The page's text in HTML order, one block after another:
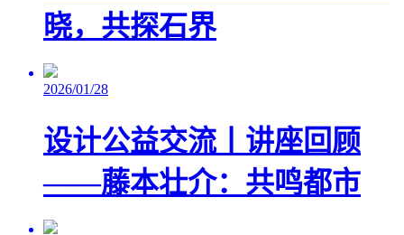
晓，共探石界
2026/01/28
设计公益交流丨讲座回顾
——藤本壮介：共鸣都市